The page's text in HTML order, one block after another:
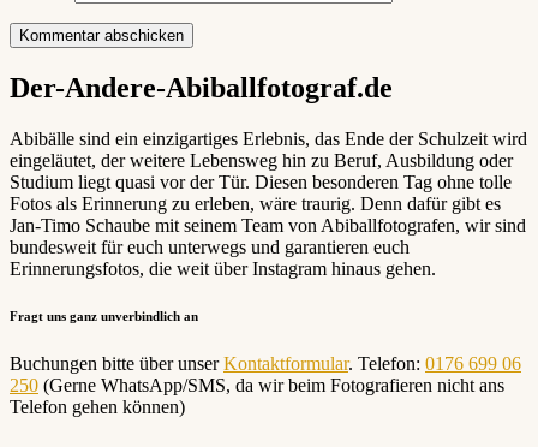
Der-Andere-Abiballfotograf.de
Abibälle sind ein einzigartiges Erlebnis, das Ende der Schulzeit wird
eingeläutet, der weitere Lebensweg hin zu Beruf, Ausbildung oder
Studium liegt quasi vor der Tür. Diesen besonderen Tag ohne tolle
Fotos als Erinnerung zu erleben, wäre traurig. Denn dafür gibt es
Jan-Timo Schaube mit seinem Team von Abiballfotografen, wir sind
bundesweit für euch unterwegs und garantieren euch
Erinnerungsfotos, die weit über Instagram hinaus gehen.
Fragt uns ganz unverbindlich an
Buchungen bitte über unserKontaktformular. Telefon: 0176 699 06
250 (Gerne WhatsApp/SMS, da wir beim Fotografieren nicht ans
Telefon gehen können)